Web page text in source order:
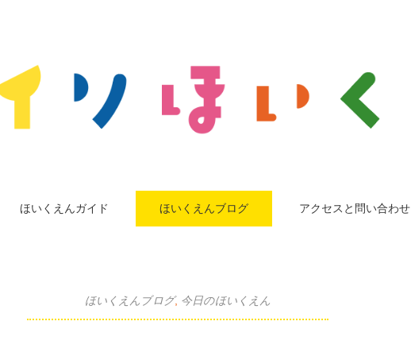
ほいくえんガイド ほいくえんブログ アクセスと問い合わせ
ほいくえんブログ, 今日のほいくえん